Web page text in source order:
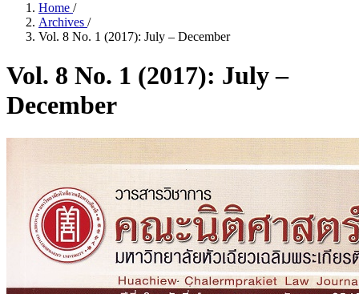
Home /
Archives /
Vol. 8 No. 1 (2017): July – December
Vol. 8 No. 1 (2017): July –
December